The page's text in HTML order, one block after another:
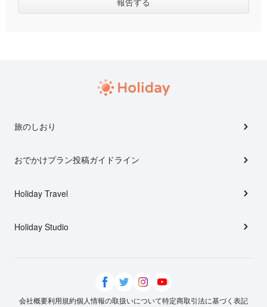
旅のしおり
おでかけプラン投稿ガイドライン
Holiday Travel
Holiday Studio
会社概要利用規約個人情報の取扱いについて特定商取引法に基づく表記